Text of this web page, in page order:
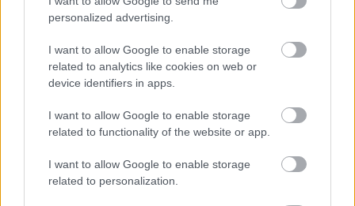
personalized advertising.
I want to allow Google to enable storage
related to analytics like cookies on web or
device identifiers in apps.
I want to allow Google to enable storage
related to functionality of the website or app.
I want to allow Google to enable storage
related to personalization.
A totálkáros járművek újjászületése és a
2026.04.15. Támogatott Tartalom
tavaly a tisztán
elektromos
regisztrált állománya